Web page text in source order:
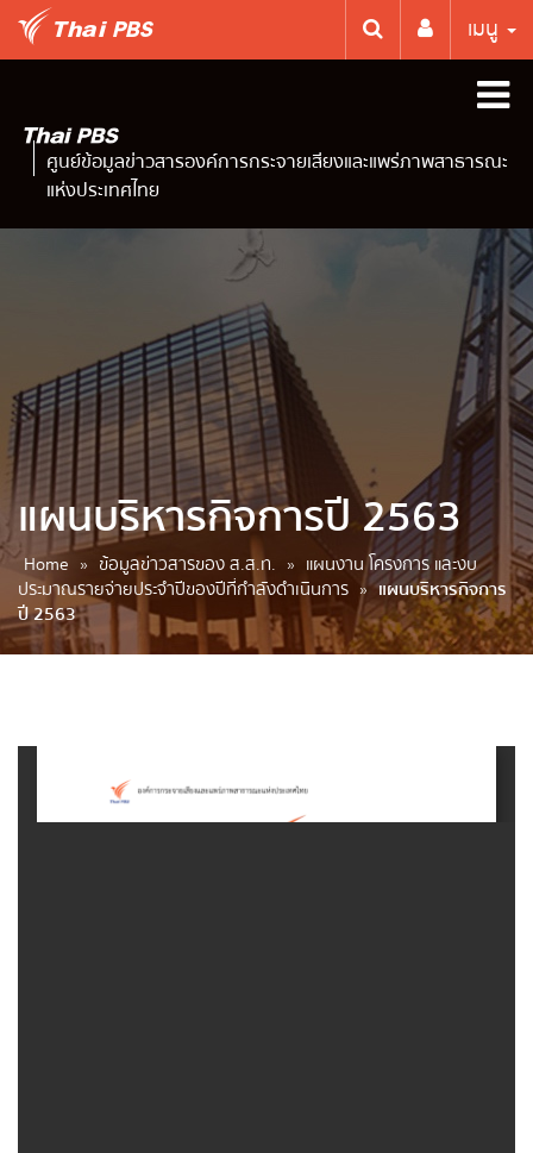
เมนู
ศูนย์ข้อมูลข่าวสารองค์การกระจายเสียงและแพร่ภาพสาธารณะ
แห่งประเทศไทย
แผนบริหารกิจการปี 2563
Home » ข้อมูลข่าวสารของ ส.ส.ท. » แผนงาน โครงการ และงบ
ประมาณรายจ่ายประจำปีของปีที่กำลังดำเนินการ » แผนบริหารกิจการ
ปี 2563